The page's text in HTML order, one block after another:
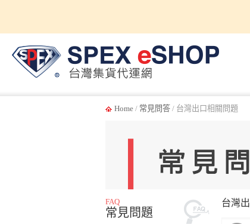
Home / 常見問答 / 台灣出口相關問題
FAQ
常見問題
台灣